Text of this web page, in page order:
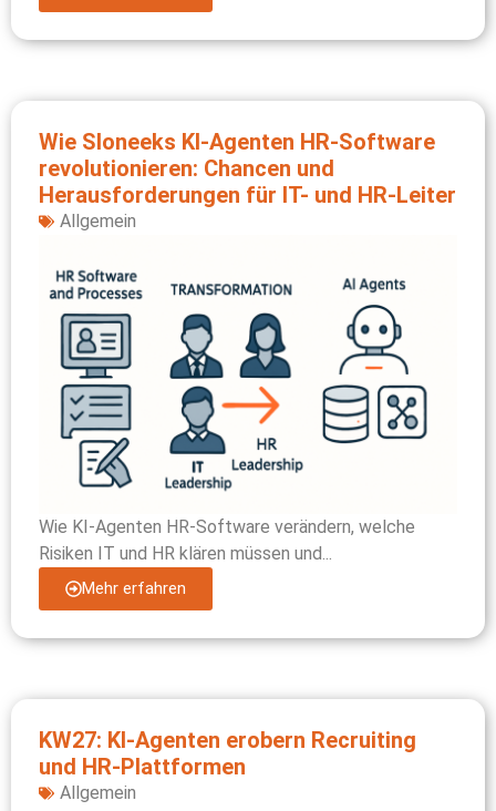
Wie Sloneeks KI-Agenten HR-Software
revolutionieren: Chancen und
Herausforderungen für IT- und HR-Leiter
Allgemein
Wie KI-Agenten HR-Software verändern, welche
Risiken IT und HR klären müssen und...
Mehr erfahren
KW27: KI-Agenten erobern Recruiting
und HR-Plattformen
Allgemein